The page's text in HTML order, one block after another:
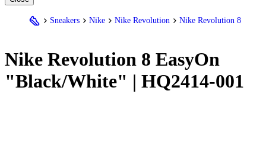
Sneakers Nike Nike Revolution Nike Revolution 8
Nike Revolution 8 EasyOn
"Black/White" | HQ2414-001